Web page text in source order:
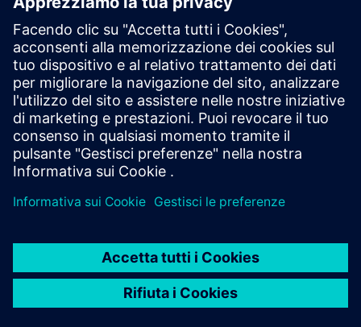
MACO ha colmato il divario tra design e qualità
automatizzando i documenti di ispezione, creando un
processo CAD-QA senza interruzioni che ha migliorato la
qualità delle parti, ridotto i costi e rafforzato la leadership
nell'innovazione.